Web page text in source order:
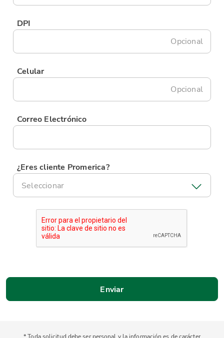
DPI
Opcional
Celular
Opcional
Correo Electrónico
¿Eres cliente Promerica?
Seleccionar
* Toda solicitud debe ser personal y la información es de carácter